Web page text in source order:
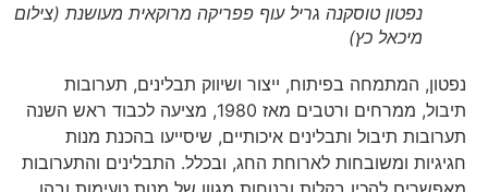
נפטון טוסקנה גריל עוף פפריקה מרוקאית מעושנת (צילום
מיכאל כץ)
נפטון, המתמחה בפיתוח, ייצור ושיווק תבלינים, תערובות
תיבול, ממרחים ורטבים מאז 1980, מציעה לכבוד ראש השנה
תערובות תיבול ותבלינים איכותיים, שיסייעו בהכנת מנות
חגיגיות ומשובחות לארוחת החג, ובכלל. התבלינים והתערובות